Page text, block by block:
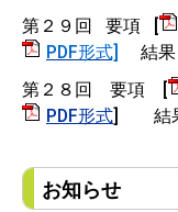
第２９回 要項 [
PDF形式]
結
第２８回 要項 [
PDF形式] 結
お知らせ